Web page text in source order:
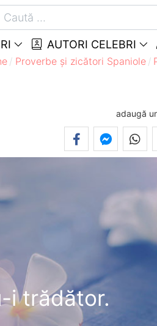
AUTORI CELEBRI
Proverbe și zicători Spaniole
adaugă
i trădător.